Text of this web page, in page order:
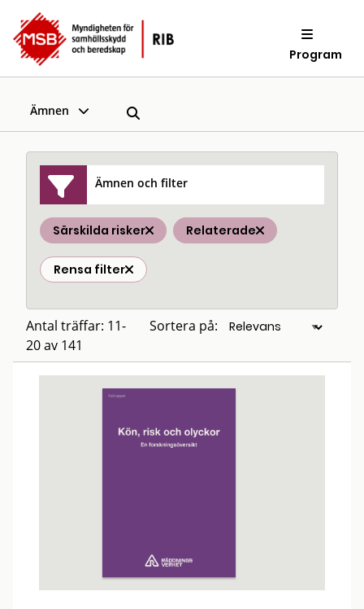
Program
Ämnen
Ämnen och filter
Särskilda risker Relaterade
Rensa filter
Antal träffar: 11-
20 av 141
Sortera på: